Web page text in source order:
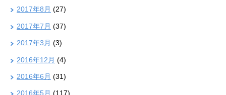
2017年8月 (27)
2017年7月 (37)
2017年3月 (3)
2016年12月 (4)
2016年6月 (31)
2016年5月 (117)